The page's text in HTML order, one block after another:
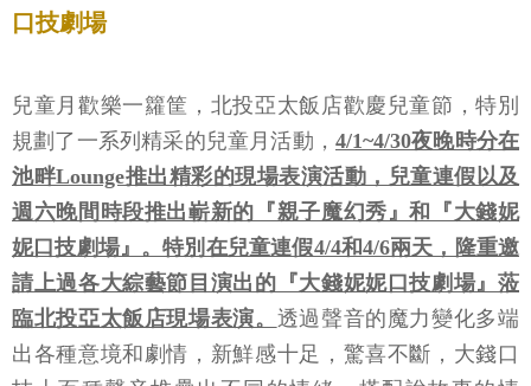
口技劇場
兒童月歡樂一籮筐，北投亞太飯店歡慶兒童節，特別
規劃了一系列精采的兒童月活動， 4/1~4/30夜晚時分在
池畔Lounge推出精彩的現場表演活動，兒童連假以及
週六晚間時段推出嶄新的『親子魔幻秀』和『大錢妮
妮口技劇場』。特別在兒童連假4/4和4/6兩天，隆重邀
請上過各大綜藝節目演出的『大錢妮妮口技劇場』蒞
臨北投亞太飯店現場表演。 透過聲音的魔力變化多端
出各種意境和劇情，新鮮感十足，驚喜不斷，大錢口